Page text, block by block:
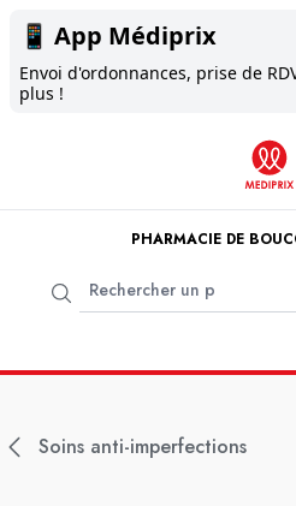
📱 App Médiprix
Envoi d'ordonnances, prise de
plus !
PHARMACIE DE
Soins anti-imperfections